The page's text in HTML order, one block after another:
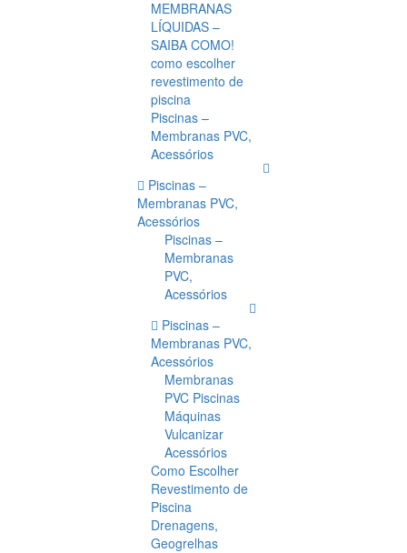
MEMBRANAS
LÍQUIDAS –
SAIBA COMO!
como escolher
revestimento de
piscina
Piscinas –
Membranas PVC,
Acessórios
Piscinas –
Membranas PVC,
Acessórios
Piscinas –
Membranas
PVC,
Acessórios
Piscinas –
Membranas PVC,
Acessórios
Membranas
PVC Piscinas
Máquinas
Vulcanizar
Acessórios
Como Escolher
Revestimento de
Piscina
Drenagens,
Geogrelhas